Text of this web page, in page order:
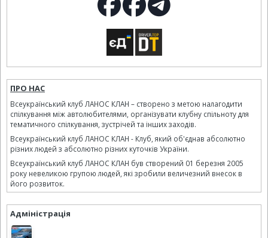
ПРО НАС
Всеукраїнський клуб ЛАНОС КЛАН – створено з метою налагодити
спілкування між автолюбителями, організувати клубну спільноту для
тематичного спілкування, зустрічей та інших заходів.
Всеукраїнський клуб ЛАНОС КЛАН - Клуб, який об'єднав абсолютно
різних людей з абсолютно різних куточків України.
Всеукраїнський клуб ЛАНОС КЛАН був створений 01 березня 2005
року невеликою групою людей, які зробили величезний внесок в
його розвиток.
Адміністрація